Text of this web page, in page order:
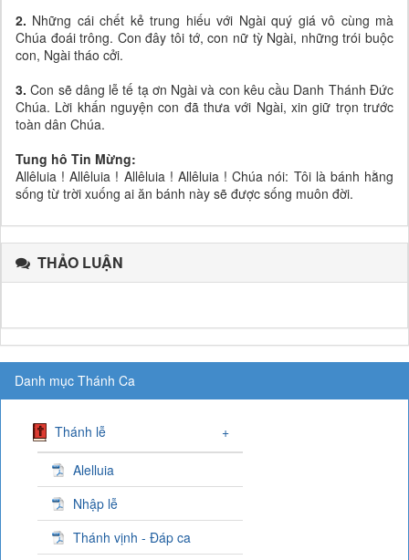
2. Những cái chết kẻ trung hiếu với Ngài quý giá vô cùng mà
Chúa đoái trông. Con đây tôi tớ, con nữ tỳ Ngài, những trói buộc
con, Ngài tháo cởi.
3. Con sẽ dâng lễ tế tạ ơn Ngài và con kêu cầu Danh Thánh Đức
Chúa. Lời khấn nguyện con đã thưa với Ngài, xin giữ trọn trước
toàn dân Chúa.
Tung hô Tin Mừng:
Allêluia ! Allêluia ! Allêluia ! Allêluia ! Chúa nói: Tôi là bánh hằng
sống từ trời xuống ai ăn bánh này sẽ được sống muôn đời.
THẢO LUẬN
Danh mục Thánh Ca
Thánh lễ +
Alelluia
Nhập lễ
Thánh vịnh - Đáp ca